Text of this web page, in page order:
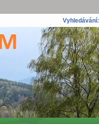
Vyhledávání: